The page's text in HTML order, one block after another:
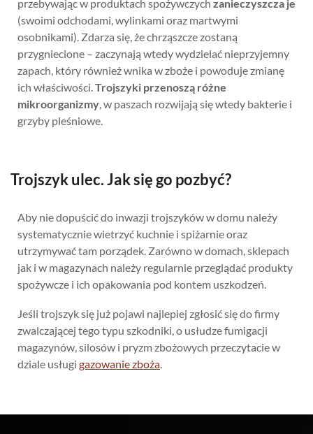
przebywając w produktach spożywczych zanieczyszcza je
(swoimi odchodami, wylinkami oraz martwymi
osobnikami). Zdarza się, że chrząszcze zostaną
przygniecione – zaczynają wtedy wydzielać nieprzyjemny
zapach, który również wnika w zboże i powoduje zmianę
ich właściwości.Trojszyki przenoszą różne
mikroorganizmy, w paszach rozwijają się wtedy bakterie i
grzyby pleśniowe.
Trojszyk ulec. Jak się go pozbyć?
Aby nie dopuścić do inwazji trojszyków w domu należy
systematycznie wietrzyć kuchnie i spiżarnie oraz
utrzymywać tam porządek. Zarówno w domach, sklepach
jak i w magazynach należy regularnie przeglądać produkty
spożywcze i ich opakowania pod kontem uszkodzeń.
Jeśli trojszyk się już pojawi najlepiej zgłosić się do firmy
zwalczającej tego typu szkodniki, o usłudze fumigacji
magazynów, silosów i pryzm zbożowych przeczytacie w
dziale usługi gazowanie zboża.